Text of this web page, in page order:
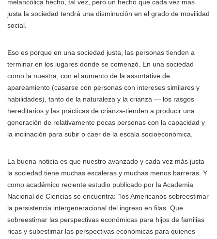
melancólica hecho, tal vez, pero un hecho que cada vez más
justa la sociedad tendrá una disminución en el grado de movilidad
social.
Eso es porque en una sociedad justa, las personas tienden a
terminar en los lugares donde se comenzó. En una sociedad
como la nuestra, con el aumento de la assortative de
apareamiento (casarse con personas con intereses similares y
habilidades), tanto de la naturaleza y la crianza — los rasgos
hereditarios y las prácticas de crianza-tienden a producir una
generación de relativamente pocas personas con la capacidad y
la inclinación para subir o caer de la escala socioeconómica.
La buena noticia es que nuestro avanzado y cada vez más justa
la sociedad tiene muchas escaleras y muchas menos barreras. Y
como académico reciente estudio publicado por la Academia
Nacional de Ciencias se encuentra: “los Americanos sobreestimar
la persistencia intergeneracional del ingreso en filas. Que
sobreestimar las perspectivas económicas para hijos de familias
ricas y subestimar las perspectivas económicas para quienes